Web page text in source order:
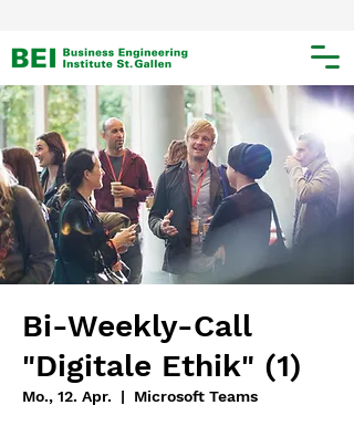
Bi-Weekly-Call
"Digitale Ethik" (1)
Mo., 12. Apr.
  |
Microsoft Teams